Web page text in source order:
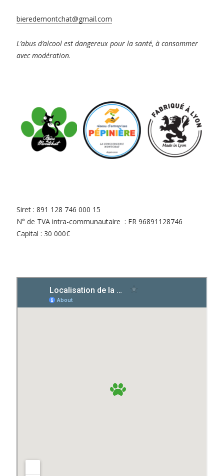
bieredemontchat@gmail.com
L’abus d’alcool est dangereux pour la santé, à consommer
avec modération.
Siret : 891 128 746 000 15
N° de TVA intra-communautaire : FR 96891128746
Capital : 30 000€